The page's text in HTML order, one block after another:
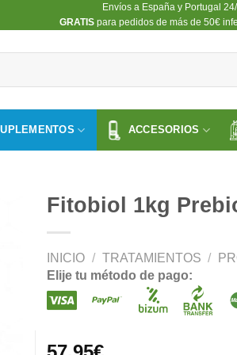
Envíos a España y Portugal
​GRATISpara pedidos de más de 50€
ACCESORIOS
Fitobiol 1kg
INICIO / TRATAMIENTOS /
Elije tu método de pago: